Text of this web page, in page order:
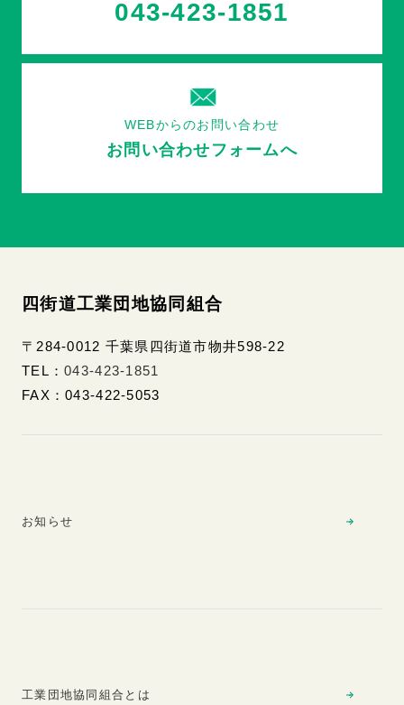
043-423-1851
WEBからのお問い合わせ
お問い合わせフォームへ
お知らせ
工業団地協同組合とは
四街道工業団地協同組合
〒284-0012 千葉県四街道市物井598-22
TEL：043-423-1851
FAX：043-422-5053